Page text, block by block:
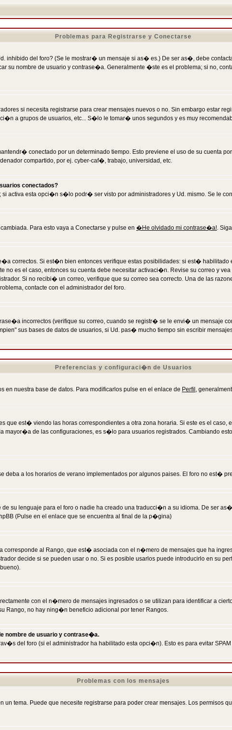
Problemas para Registrarse y Conectarse
inhibido del foro? (Se le mostrar� un mensaje si as� es.) De ser as�, debe
su nombre de usuario y contrase�a. Generalmente �ste es el problema; si no,
si necesita registrarse para crear mensajes nuevos o no. Sin embargo estar
a grupos de usuarios, etc... S�lo le tomar� unos segundos y es muy
conectado por un determinado tiempo. Esto previene el uso de su cuenta
compartido, por ej. cyber-caf�, trabajo, universidad, etc.
conectados?
; si activa esta opci�n s�lo podr� ser visto por administradores y Ud. mismo. Se le
Para esto vaya a Conectarse y pulse en �He olvidado mi contrase�a!.
correctos. Si est�n bien entonces verifique estas posibilidades: si est�
es el caso, entonces su cuenta debe necesitar activaci�n. Revise su correo y
Si no recibi� un correo, verifique que su correo sea correcto. Una de las
contacte con el administrador del foro.
incorrectos (verifique su correo, cuando se registr� se le envi� un mensaje
sus bases de datos de usuarios, si Ud. pas� mucho tiempo sin escribir
Preferencias y configuraci�n de Usuarios
nuestra base de datos. Para modificarlos pulse en el enlace de Perfil ,
que est� viendo las horas correspondientes a otra zona horaria. Si este es el
mayor�a de las configuraciones, es s�lo para usuarios registrados. Cambiando
a los horarios de verano implementados por algunos paises. El foro no est�
su lenguaje para el foro o nadie ha creado una traducci�n a su idioma. De ser
(Pulse en el enlace que se encuentra al final de la p�gina)
al Rango, que est� asociada con el n�mero de mensajes que ha
decide si se pueden usar o no. Si es posible usarlos puede introducirlo en su
con el n�mero de mensajes ingresados o se utilizan para identificar a
Rango, no hay ning�n beneficio adicional por tener Rangos.
nombre de usuario y contrase�a.
del foro (si el administrador ha habilitado esta opci�n). Esto es para evitar
Problemas con los mensajes
tema. Puede que necesite registrarse para poder crear mensajes. Los permisos